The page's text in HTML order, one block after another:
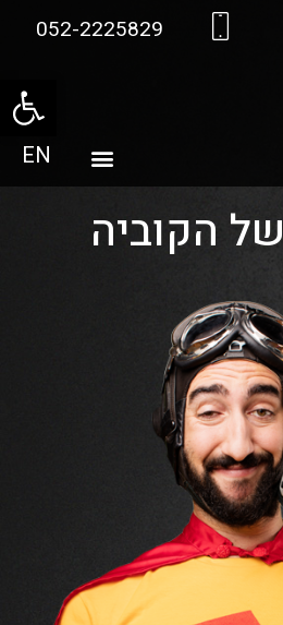
פתח
052-2225829
EN
של הקוביה